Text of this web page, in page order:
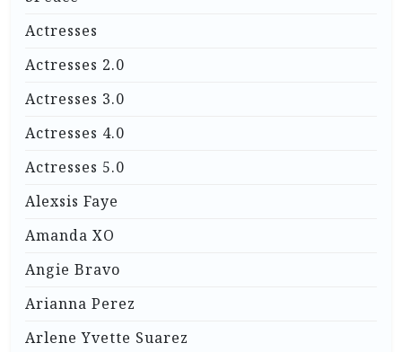
Actresses
Actresses 2.0
Actresses 3.0
Actresses 4.0
Actresses 5.0
Alexsis Faye
Amanda XO
Angie Bravo
Arianna Perez
Arlene Yvette Suarez